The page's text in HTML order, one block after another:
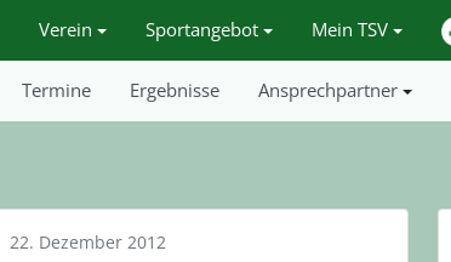
Verein Sportangebot Mein TSV
Termine Ergebnisse Ansprechpartner
22. Dezember 2012